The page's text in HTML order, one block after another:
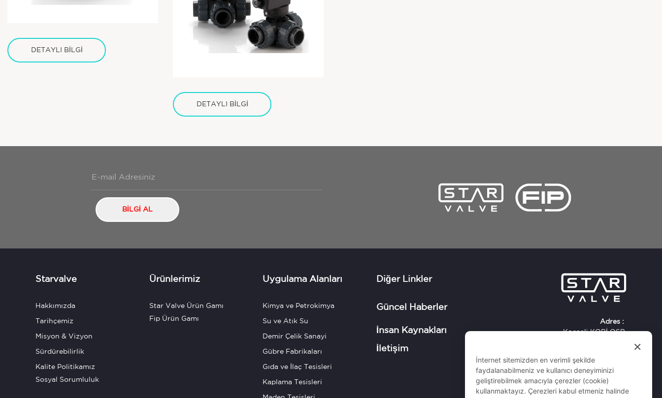
DETAYLI BİLGİ
DETAYLI BİLGİ
BİLGİ AL
Starvalve
Hakkımızda
Tarihçemiz
Misyon & Vizyon
Sürdürebilirlik
Kalite Politikamız
Sosyal Sorumluluk
Ürünlerimiz
Star Valve Ürün Gamı
Fip Ürün Gamı
Uygulama Alanları
Kimya ve Petrokimya
Su ve Atık Su
Demir Çelik Sanayi
Gübre Fabrikaları
Gıda ve İlaç Tesisleri
Kaplama Tesisleri
Diğer Linkler
Güncel Haberler
İnsan Kaynakları
İletişim
Adres :
Kocaeli KOBİ OSB.
Tel : +90 216 593 20 33
×
İnternet sitemizden en verimli şekilde
faydalanabilmeniz ve kullanıcı deneyiminizi
geliştirebilmek amacıyla çerezler (cookie)
kullanmaktayız. Çerezleri kabul etmeniz halinde